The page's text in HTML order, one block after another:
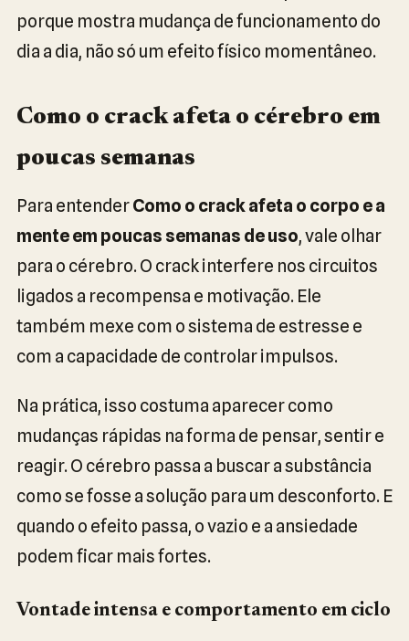
porque mostra mudança de funcionamento do
dia a dia, não só um efeito físico momentâneo.
Como o crack afeta o cérebro em
poucas semanas
Para entenderComo o crack afeta o corpo e a
mente em poucas semanas de uso, vale olhar
para o cérebro. O crack interfere nos circuitos
ligados a recompensa e motivação. Ele
também mexe com o sistema de estresse e
com a capacidade de controlar impulsos.
Na prática, isso costuma aparecer como
mudanças rápidas na forma de pensar, sentir e
reagir. O cérebro passa a buscar a substância
como se fosse a solução para um desconforto. E
quando o efeito passa, o vazio e a ansiedade
podem ficar mais fortes.
Vontade intensa e comportamento em ciclo